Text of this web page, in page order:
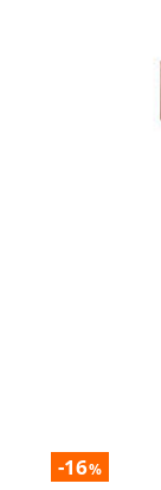
-16%